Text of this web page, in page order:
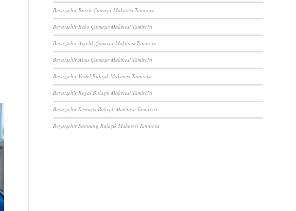
Beyazşehir Bosch Çamaşır Makinesi Tamircisi
Beyazşehir Beko Çamaşır Makinesi Tamircisi
Beyazşehir Arçelik Çamaşır Makinesi Tamircisi
Beyazşehir Altus Çamaşır Makinesi Tamircisi
Beyazşehir Vestel Bulaşık Makinesi Tamircisi
Beyazşehir Regal Bulaşık Makinesi Tamircisi
Beyazşehir Siemens Bulaşık Makinesi Tamircisi
Beyazşehir Samsung Bulaşık Makinesi Tamircisi